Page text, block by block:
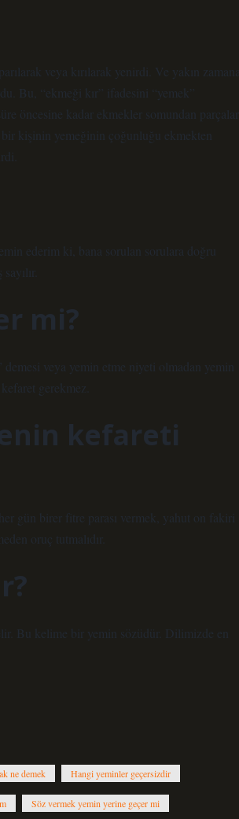
veya kırılarak yenirdi. Ve yakın
Bu, “ekmeği kır” ifadesini “yemek”
öncesine kadar ekmekler somundan parçalar
kişinin yemeğinin çoğunluğu ekmekten
ederim ki, bana sorulan sorulara doğru
mi?
veya yemin etme niyeti olmadan yemin
gerekmez.
kefareti
gün birer fitre parası vermek, yahut on fakiri
oruç tutmalıdır.
Bu kelime bir yemin sözüdür. Dilimizde en
ne demek Hangi yeminler geçersizdir
Söz vermek yemin yerine geçer mi